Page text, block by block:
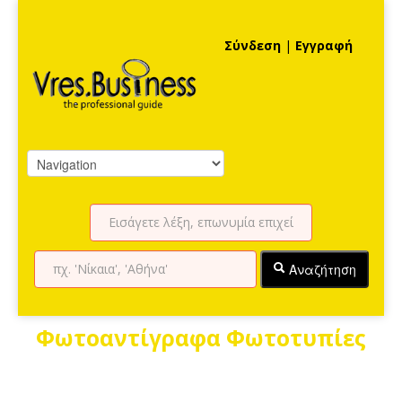
Σύνδεση | Εγγραφή
Αναζήτηση
Φωτοαντίγραφα Φωτοτυπίες